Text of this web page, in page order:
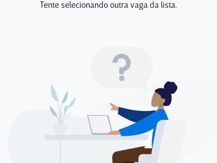
Tente selecionando outra vaga da lista.